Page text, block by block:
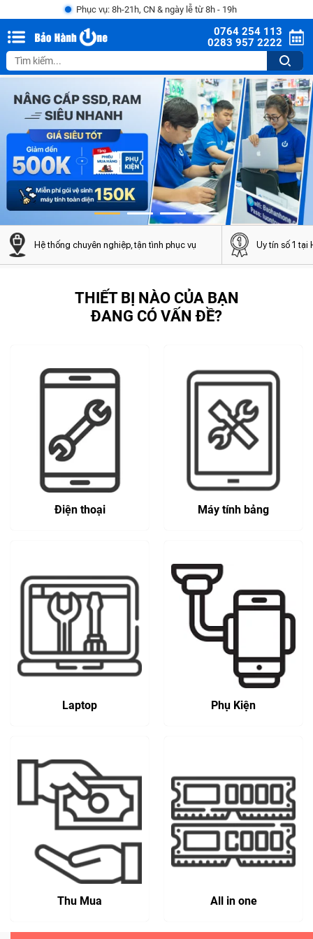
Phục vụ: 8h-21h, CN & ngày lễ từ 8h - 19h
0764 254 113
0283 957 2222
Hệ thống chuyên nghiệp, tận tình phục vụ Uy tín số 1 tại
THIẾT BỊ NÀO CỦA BẠN
ĐANG CÓ VẤN ĐỀ?
Điện thoại Máy tính bảng
Laptop Phụ Kiện
Thu Mua All in one